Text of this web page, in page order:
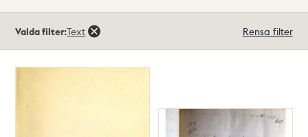
träffar
Valda filter:Text Rensa filter